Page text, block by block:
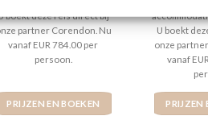
boekt deze reis direct bij
partner Corendon. Nu
vanaf EUR 784.00 per
persoon.
PRIJZEN EN BOEKEN
U boekt
onze
vanaf
PRIJZEN